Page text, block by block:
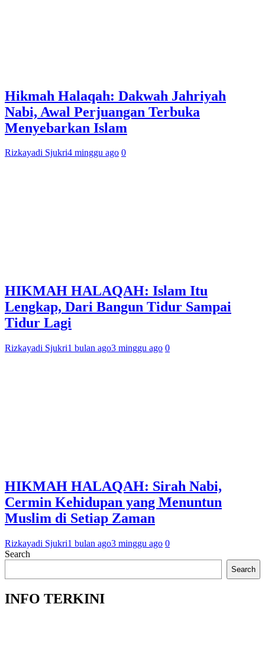
Hikmah Halaqah: Dakwah Jahriyah
Nabi, Awal Perjuangan Terbuka
Menyebarkan Islam
Rizkayadi Sjukri4 minggu ago 0
HIKMAH HALAQAH: Islam Itu
Lengkap, Dari Bangun Tidur Sampai
Tidur Lagi
Rizkayadi Sjukri1 bulan ago3 minggu ago 0
HIKMAH HALAQAH: Sirah Nabi,
Cermin Kehidupan yang Menuntun
Muslim di Setiap Zaman
Rizkayadi Sjukri1 bulan ago3 minggu ago 0
Search
Search
INFO TERKINI